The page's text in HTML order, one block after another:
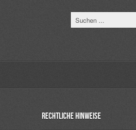
Rechtliche Hinweise